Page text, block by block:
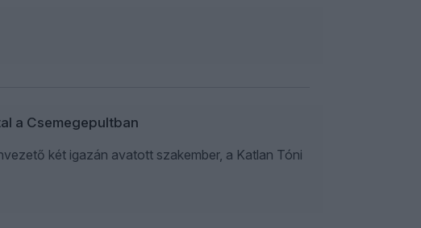
a Csemegepultban
két igazán avatott szakember, a Katlan Tóni